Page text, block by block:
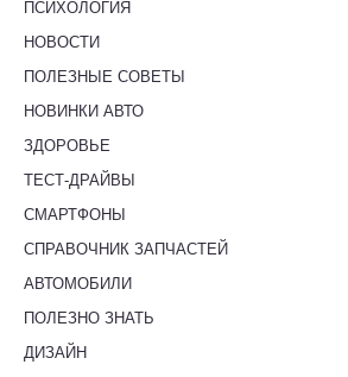
ПСИХОЛОГИЯ
НОВОСТИ
ПОЛЕЗНЫЕ СОВЕТЫ
НОВИНКИ АВТО
ЗДОРОВЬЕ
ТЕСТ-ДРАЙВЫ
СМАРТФОНЫ
СПРАВОЧНИК ЗАПЧАСТЕЙ
АВТОМОБИЛИ
ПОЛЕЗНО ЗНАТЬ
ДИЗАЙН